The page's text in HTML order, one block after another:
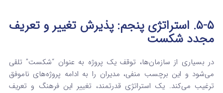
۵-۵. استراتژی پنجم: پذیرش تغییر و تعریف
مجدد شکست
در بسیاری از سازمان‌ها، توقف یک پروژه به عنوان “شکست” تلقی
می‌شود و این برچسب منفی، مدیران را به ادامه پروژه‌های ناموفق
ترغیب می‌کند. یک استراتژی قدرتمند، تغییر این فرهنگ و تعریف